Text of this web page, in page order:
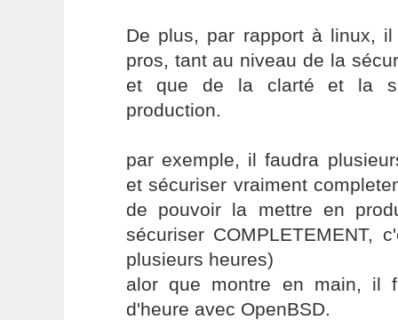
De plus, par rapport à linux, il
pros, tant au niveau de la
et que de la clarté et la
production.
par exemple, il faudra
et sécuriser vraiment
de pouvoir la mettre en
sécuriser COMPLETEMENT,
plusieurs heures)
alor que montre en main, il
d'heure avec OpenBSD.